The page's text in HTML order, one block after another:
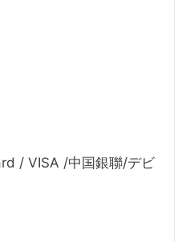
/ VISA /中国銀聯/デビ